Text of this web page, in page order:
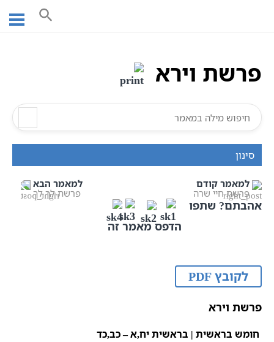
פרשת וירא
פרשת וירא
לקובץ PDF
פרשת וירא
חומש בראשית | בראשית יח,א – כב,כד
סינון
למאמר קודם
פרשת חיי שרה
למאמר הבא
פרשת לך לך
אהבתם? שתפו
הדפס מאמר זה